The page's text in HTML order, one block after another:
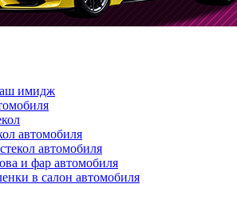
имидж
автомобиля
автомобиля
и фар автомобиля
в салон автомобиля